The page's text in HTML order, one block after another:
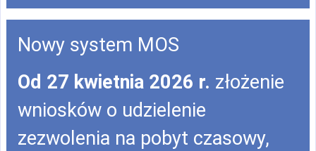
Nowy system MOS
Od 27 kwietnia 2026 r. złożenie
wniosków o udzielenie
zezwolenia na pobyt czasowy,